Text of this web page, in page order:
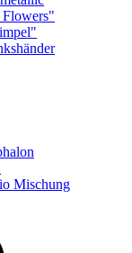
Mischung